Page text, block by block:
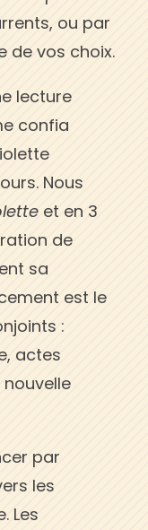
ou par
de vos choix.
lecture
confia
Nous
et en 3
de
sa
est le
:
actes
par
les
Les